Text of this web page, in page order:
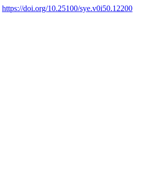
https://doi.org/10.25100/sye.v0i50.12200